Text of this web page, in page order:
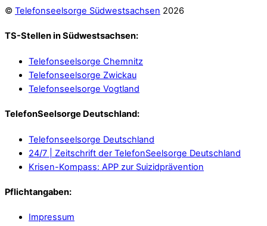
© Telefonseelsorge Südwestsachsen 2026
TS-Stellen in Südwestsachsen:
Telefonseelsorge Chemnitz
Telefonseelsorge Zwickau
Telefonseelsorge Vogtland
TelefonSeelsorge Deutschland:
Telefonseelsorge Deutschland
24/7 | Zeitschrift der TelefonSeelsorge Deutschland
Krisen-Kompass: APP zur Suizidprävention
Pflichtangaben:
Impressum